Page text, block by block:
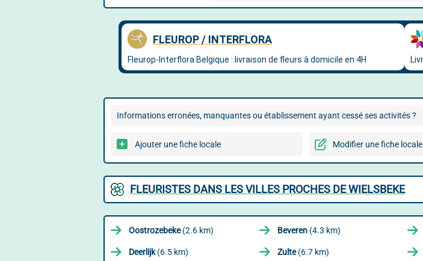
Informations erronées, manquantes ou établissement ayant cessé ses activités ?
Ajouter une fiche locale Modifier une fiche locale
FLEURISTES DANS LES VILLES PROCHES DE WIELSBEKE
Oostrozebeke(2.6 km) Beveren(4.3 km)
Deerlijk(6.5 km) Zulte(6.7 km)